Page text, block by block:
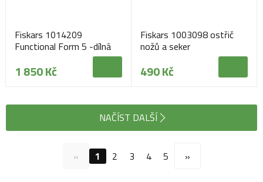
Fiskars 1014209
Functional Form 5 -dílná
1 850 Kč
Fiskars 1003098 ostřič
nožů a seker
490 Kč
NAČÍST DALŠÍ
« 1 2 3 4 5 »